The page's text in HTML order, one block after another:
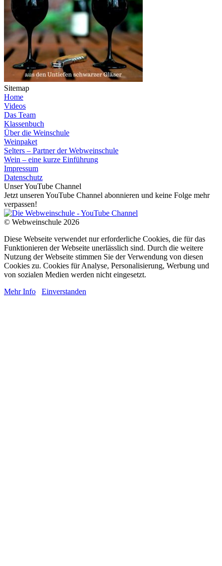
Sitemap
Home
Videos
Das Team
Klassenbuch
Über die Weinschule
Weinpaket
Selters – Partner der Webweinschule
Wein – eine kurze Einführung
Impressum
Datenschutz
Unser YouTube Channel
Jetzt unseren YouTube Channel abonnieren und keine Folge mehr
verpassen!
© Webweinschule 2026
Diese Webseite verwendet nur erforderliche Cookies, die für das
Funktionieren der Webseite unerlässlich sind. Durch die weitere
Nutzung der Webseite stimmen Sie der Verwendung von diesen
Cookies zu. Cookies für Analyse, Personalisierung, Werbung und
von sozialen Medien werden nicht eingesetzt.
Mehr Info
Einverstanden